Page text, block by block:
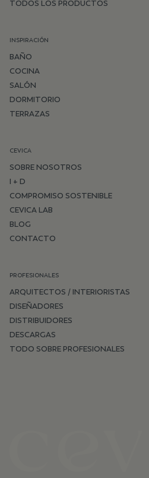
TODOS LOS PRODUCTOS
INSPIRACIÓN
BAÑO
COCINA
SALÓN
DORMITORIO
TERRAZAS
CEVICA
SOBRE NOSOTROS
I + D
COMPROMISO SOSTENIBLE
CEVICA LAB
BLOG
CONTACTO
PROFESIONALES
ARQUITECTOS / INTERIORISTAS
DISEÑADORES
DISTRIBUIDORES
DESCARGAS
TODO SOBRE PROFESIONALES